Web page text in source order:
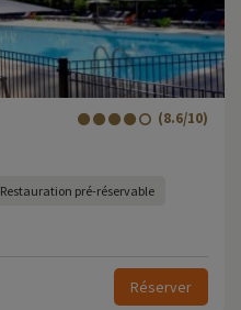
(8.6/10)
Restauration pré-réservable
Réserver